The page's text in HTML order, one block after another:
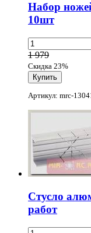
Набор
10шт
1 979
Скидка 23%
Артикул: mrc-
Стусло
работ